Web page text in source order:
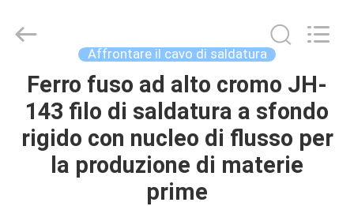
CASA
PRODOTTI
superficie
supplier.
JINHUA
(QINGDAO)
TECHNOLOGY
Affrontare il cavo di saldatura
Ferro fuso ad alto cromo JH-
143 filo di saldatura a sfondo
rigido con nucleo di flusso per
la produzione di materie
prime